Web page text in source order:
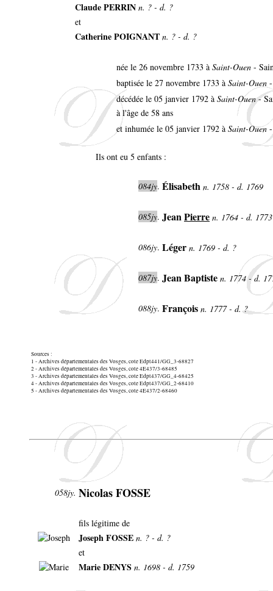
Claude PERRIN n. ? - d. ?
et
Catherine POIGNANT n. ? - d. ?
née le 26 novembre 1733 à Saint-Ouen -
baptisée le 27 novembre 1733 à Saint-Ouen
décédée le 05 janvier 1792 à Saint-Ouen-
à l'âge de 58 ans
et inhumée le 05 janvier 1792 à Saint-Ouen-
Ils ont eu 5 enfants :
084jy. Élisabeth n. 1758 - d. 1769
085jy. JeanPierre n. 1764 - d.
086jy. Léger n. 1769 - d. ?
087jy. Jean Baptiste n. 1774 - d.
088jy. François n. 1777 - d. ?
Sources :
1 - Archives départementales des Vosges, cote Edpt441/GG_3-68827
2 - Archives départementales des Vosges, cote 4E437/3-68485
3 - Archives départementales des Vosges, cote Edpt437/GG_4-68425
4 - Archives départementales des Vosges, cote Edpt437/GG_2-68410
5 - Archives départementales des Vosges, cote 4E437/2-68460
058jy. Nicolas FOSSE
fils légitime de
Joseph FOSSE n. ? - d. ?
et
Marie DENYS n. 1698 - d. 1759